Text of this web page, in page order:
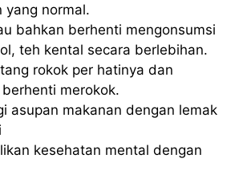
yang normal.
bahkan berhenti mengonsumsi
teh kental secara berlebihan.
rokok per hatinya dan
merokok.
asupan makanan dengan lemak
kesehatan mental dengan